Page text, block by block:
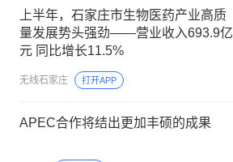
上半年，石家庄市生物医药产业高质
量发展势头强劲——营业收入693.9亿
元 同比增长11.5%
无线石家庄 打开APP
APEC合作将结出更加丰硕的成果